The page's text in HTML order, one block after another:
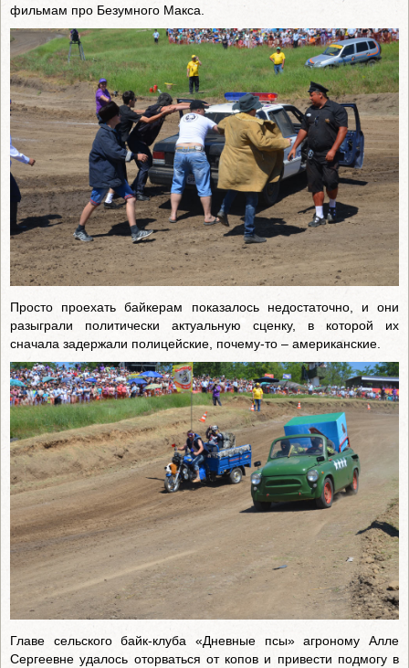
фильмам про Безумного Макса.
Просто проехать байкерам показалось недостаточно, и они
разыграли политически актуальную сценку, в которой их
сначала задержали полицейские, почему-то – американские.
Главе сельского байк-клуба «Дневные псы» агроному Алле
Сергеевне удалось оторваться от копов и привести подмогу в